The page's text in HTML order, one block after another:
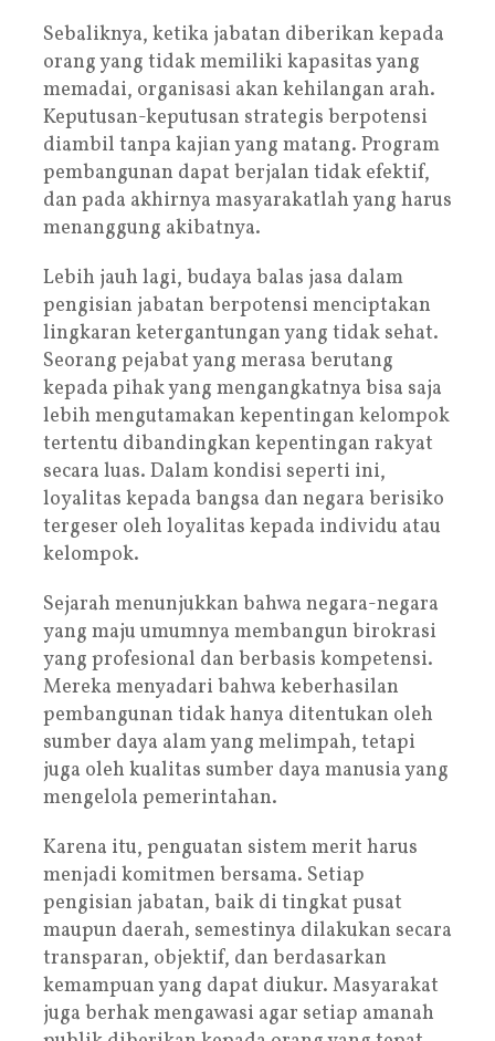
Sebaliknya, ketika jabatan diberikan kepada
orang yang tidak memiliki kapasitas yang
memadai, organisasi akan kehilangan arah.
Keputusan-keputusan strategis berpotensi
diambil tanpa kajian yang matang. Program
pembangunan dapat berjalan tidak efektif,
dan pada akhirnya masyarakatlah yang harus
menanggung akibatnya.
Lebih jauh lagi, budaya balas jasa dalam
pengisian jabatan berpotensi menciptakan
lingkaran ketergantungan yang tidak sehat.
Seorang pejabat yang merasa berutang
kepada pihak yang mengangkatnya bisa saja
lebih mengutamakan kepentingan kelompok
tertentu dibandingkan kepentingan rakyat
secara luas. Dalam kondisi seperti ini,
loyalitas kepada bangsa dan negara berisiko
tergeser oleh loyalitas kepada individu atau
kelompok.
Sejarah menunjukkan bahwa negara-negara
yang maju umumnya membangun birokrasi
yang profesional dan berbasis kompetensi.
Mereka menyadari bahwa keberhasilan
pembangunan tidak hanya ditentukan oleh
sumber daya alam yang melimpah, tetapi
juga oleh kualitas sumber daya manusia yang
mengelola pemerintahan.
Karena itu, penguatan sistem merit harus
menjadi komitmen bersama. Setiap
pengisian jabatan, baik di tingkat pusat
maupun daerah, semestinya dilakukan secara
transparan, objektif, dan berdasarkan
kemampuan yang dapat diukur. Masyarakat
juga berhak mengawasi agar setiap amanah